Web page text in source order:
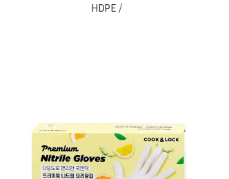
HDPE /